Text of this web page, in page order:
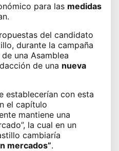
para las medidas
del candidato
, durante la campaña
una Asamblea
de una nueva
establecerían con esta
el capítulo
mantiene una
la cual en un
cambiaría
mercados”.